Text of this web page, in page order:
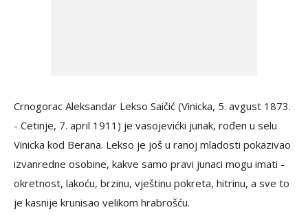
Crnogorac Aleksandar Lekso Saičić (Vinicka, 5. avgust 1873.
- Cetinje, 7. april 1911) je vasojevićki junak, rođen u selu
Vinicka kod Berana. Lekso je još u ranoj mladosti pokazivao
izvanredne osobine, kakve samo pravi junaci mogu imati -
okretnost, lakoću, brzinu, vještinu pokreta, hitrinu, a sve to
je kasnije krunisao velikom hrabrošću.